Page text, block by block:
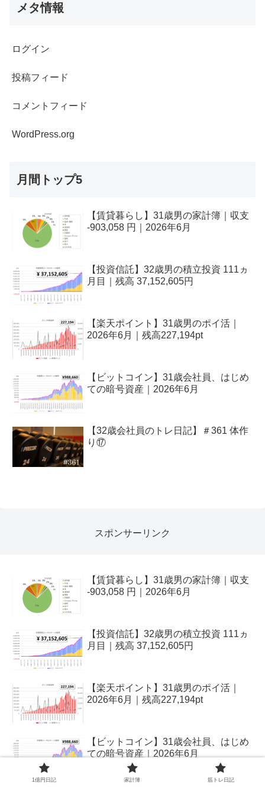
メタ情報
ログイン
投稿フィード
コメントフィード
WordPress.org
月間トップ5
【賃貸暮らし】31歳男の家計簿｜収支
-903,058 円｜2026年6月
【投資信託】32歳男の積立投資 111ヵ
月目｜残高 37,152,605円
【楽天ポイント】31歳男のポイ活｜
2026年6月｜残高227,194pt
【ビットコイン】31歳会社員、はじめ
ての暗号資産｜2026年6月
【32歳会社員のトレ日記】＃361 体作
り⑰
スポンサーリンク
【賃貸暮らし】31歳男の家計簿｜収支
-903,058 円｜2026年6月
【投資信託】32歳男の積立投資 111ヵ
月目｜残高 37,152,605円
【楽天ポイント】31歳男のポイ活｜
2026年6月｜残高227,194pt
【ビットコイン】31歳会社員、はじめ
ての暗号資産｜2026年6月
1億円日記 家計簿 筋トレ日記